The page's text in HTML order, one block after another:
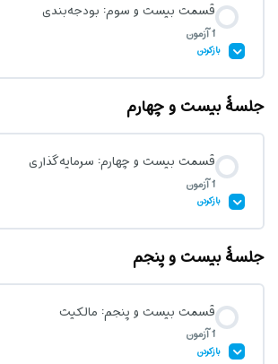
آزمون قست بیست و دوم: پس انداز
قسمت بیست و سوم: بودجه‌بندی
1 آزمون
بازکردن
محتوای درس
آزمون قسمت بیست و سوم: بودجه بندی
جلسۀ بیست و چهارم
قسمت بیست و چهارم: سرمایه‌گذاری
1 آزمون
بازکردن
محتوای درس
آزمون قسمت بیست و چهارم: سرمایه گذاری
جلسۀ بیست و پنجم
قسمت بیست و پنجم: مالکیت
1 آزمون
بازکردن